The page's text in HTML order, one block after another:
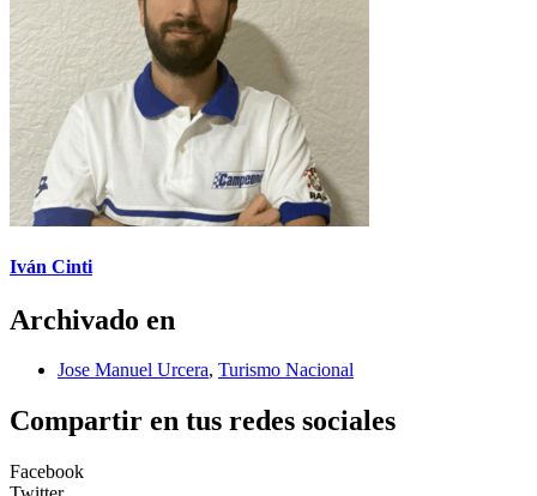
Iván Cinti
Archivado en
Jose Manuel Urcera, Turismo Nacional
Compartir en tus redes sociales
Facebook